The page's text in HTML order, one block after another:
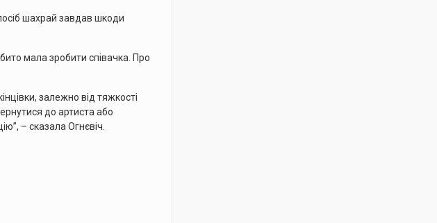
шахрай завдав шкоди
мала зробити співачка. Про
залежно від тяжкості
до артиста або
– сказала Огнєвіч.